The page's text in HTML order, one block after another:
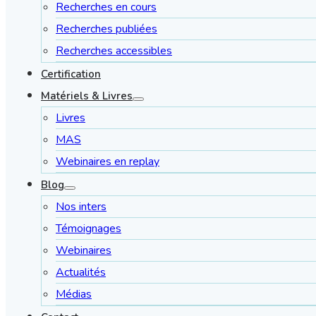
Recherches en cours
Recherches publiées
Recherches accessibles
Certification
Matériels & Livres
Livres
MAS
Webinaires en replay
Blog
Nos inters
Témoignages
Webinaires
Actualités
Médias